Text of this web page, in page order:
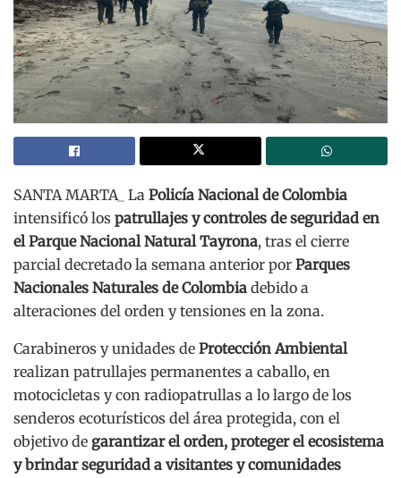
SANTA MARTA_ La Policía Nacional de Colombia
intensificó los patrullajes y controles de seguridad en
el Parque Nacional Natural Tayrona, tras el cierre
parcial decretado la semana anterior por Parques
Nacionales Naturales de Colombia debido a
alteraciones del orden y tensiones en la zona.
Carabineros y unidades de Protección Ambiental
realizan patrullajes permanentes a caballo, en
motocicletas y con radiopatrullas a lo largo de los
senderos ecoturísticos del área protegida, con el
objetivo de garantizar el orden, proteger el ecosistema
y brindar seguridad a visitantes y comunidades